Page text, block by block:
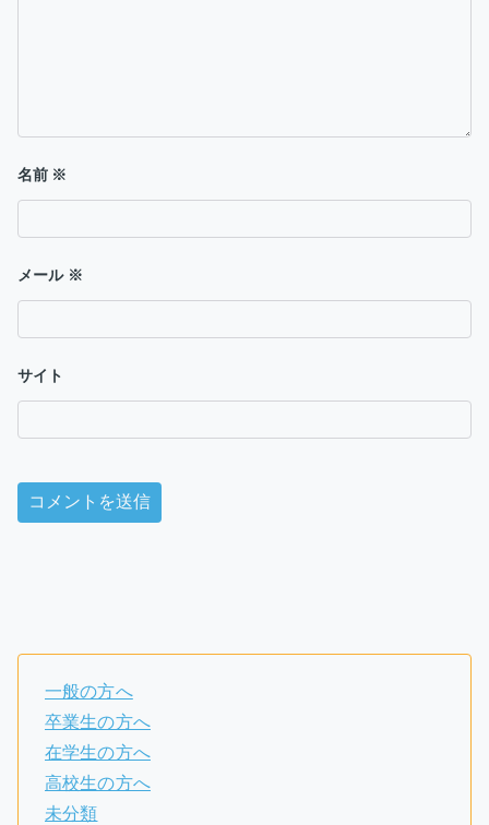
名前 ※
メール ※
サイト
一般の方へ
卒業生の方へ
在学生の方へ
高校生の方へ
未分類